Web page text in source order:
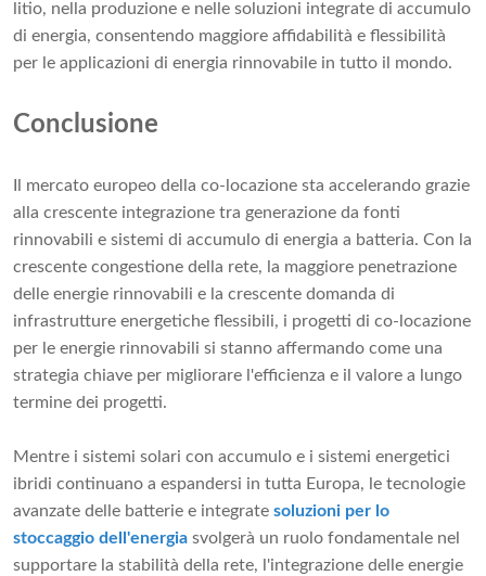
litio, nella produzione e nelle soluzioni integrate di accumulo
di energia, consentendo maggiore affidabilità e flessibilità
per le applicazioni di energia rinnovabile in tutto il mondo.
Conclusione
Il mercato europeo della co-locazione sta accelerando grazie
alla crescente integrazione tra generazione da fonti
rinnovabili e sistemi di accumulo di energia a batteria. Con la
crescente congestione della rete, la maggiore penetrazione
delle energie rinnovabili e la crescente domanda di
infrastrutture energetiche flessibili, i progetti di co-locazione
per le energie rinnovabili si stanno affermando come una
strategia chiave per migliorare l'efficienza e il valore a lungo
termine dei progetti.
Mentre i sistemi solari con accumulo e i sistemi energetici
ibridi continuano a espandersi in tutta Europa, le tecnologie
avanzate delle batterie e integrate soluzioni per lo
stoccaggio dell'energia svolgerà un ruolo fondamentale nel
supportare la stabilità della rete, l'integrazione delle energie